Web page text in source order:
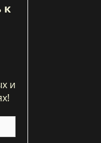
к
и